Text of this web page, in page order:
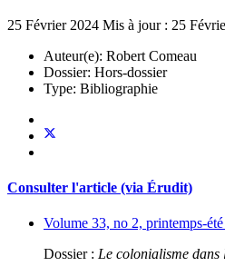
25 Février 2024 Mis à jour : 25
Auteur(e): Robert Comeau
Dossier: Hors-dossier
Type: Bibliographie
Consulter l'article (via Érudit)
Volume 33, no 2, printemps-
Dossier : Le colonialisme